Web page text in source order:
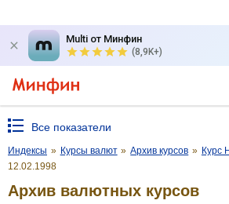
Multi от Минфин
(8,9K+)
Все показатели
Индексы » Курсы валют » Архив курсов » Курс
12.02.1998
Архив валютных курсов